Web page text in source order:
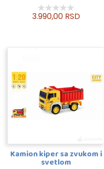
3.990,00 RSD
Kamion kiper sa zvukom i
svetlom